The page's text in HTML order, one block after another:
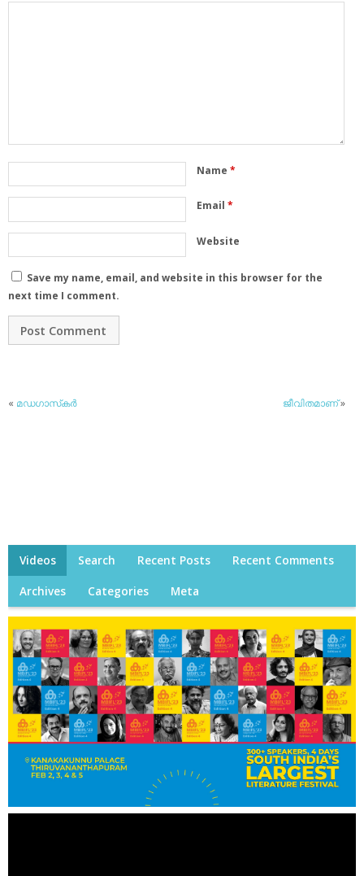
Name *
Email *
Website
Save my name, email, and website in this browser for the
next time I comment.
« മഡഗാസ്‌കര്‍ ജീവിതമാണ്»
Videos Search Recent Posts Recent Comments
Archives Categories Meta